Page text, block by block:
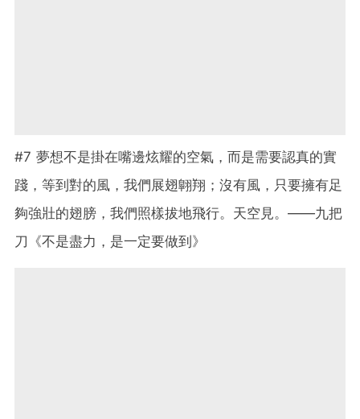
#7 夢想不是掛在嘴邊炫耀的空氣，而是需要認真的實
踐，等到對的風，我們展翅翺翔；沒有風，只要擁有足
夠強壯的翅膀，我們照樣拔地飛行。天空見。——九把
刀《不是盡力，是一定要做到》